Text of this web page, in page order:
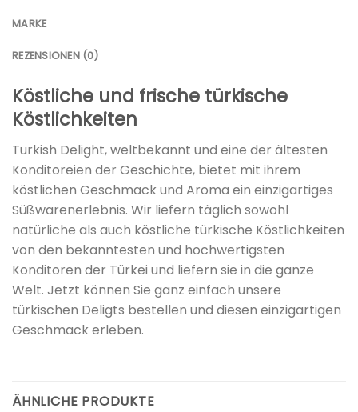
MARKE
REZENSIONEN (0)
Köstliche und frische türkische
Köstlichkeiten
Turkish Delight, weltbekannt und eine der ältesten
Konditoreien der Geschichte, bietet mit ihrem
köstlichen Geschmack und Aroma ein einzigartiges
Süßwarenerlebnis. Wir liefern täglich sowohl
natürliche als auch köstliche türkische Köstlichkeiten
von den bekanntesten und hochwertigsten
Konditoren der Türkei und liefern sie in die ganze
Welt. Jetzt können Sie ganz einfach unsere
türkischen Deligts bestellen und diesen einzigartigen
Geschmack erleben.
ÄHNLICHE PRODUKTE